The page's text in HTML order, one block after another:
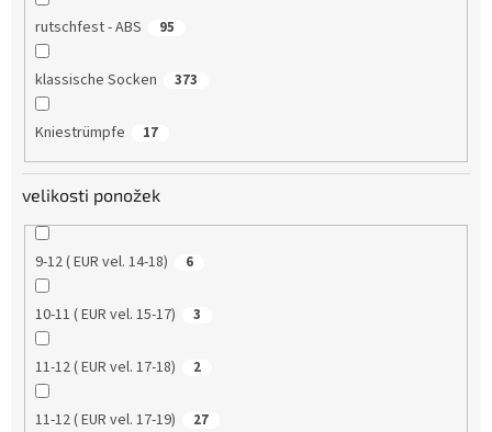
rutschfest - ABS 95
klassische Socken 373
Kniestrümpfe 17
velikosti ponožek
9-12 ( EUR vel. 14-18) 6
10-11 ( EUR vel. 15-17) 3
11-12 ( EUR vel. 17-18) 2
11-12 ( EUR vel. 17-19) 27